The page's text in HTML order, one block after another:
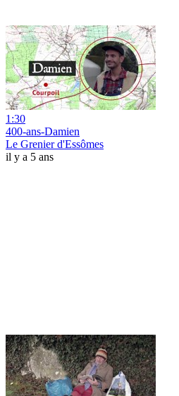
1:30
400-ans-Damien
Le Grenier d'Essômes
il y a 5 ans